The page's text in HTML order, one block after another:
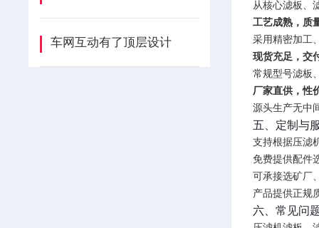
车网互动有了顶层设计
从核心滤板、
工艺成熟，质
采用精密加工
现货充足，交
常规型号滤板
厂家直供，性
源头生产无中
五、定制与
支持根据压滤
免费提供配件
可承接选矿厂
产品提供正规
六、常见问